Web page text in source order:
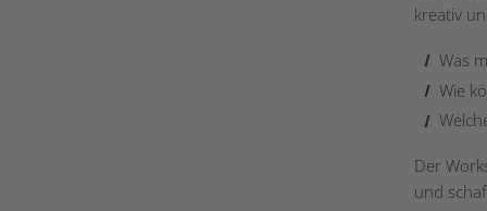
kreativ
Was
Wie
Der
und